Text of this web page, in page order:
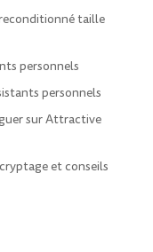
taille
personnels
personnels
sur Attractive
et conseils